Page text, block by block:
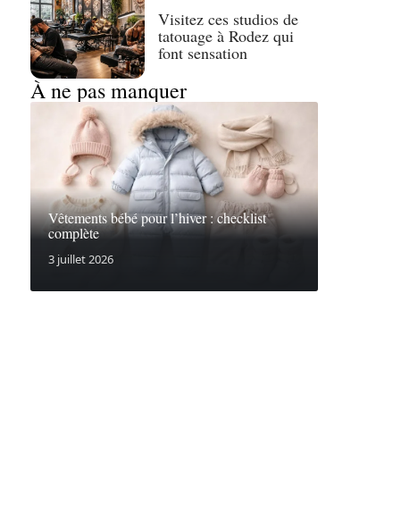
Visitez ces studios de
tatouage à Rodez qui
font sensation
À ne pas manquer
Vêtements bébé pour l’hiver : checklist
complète
3 juillet 2026